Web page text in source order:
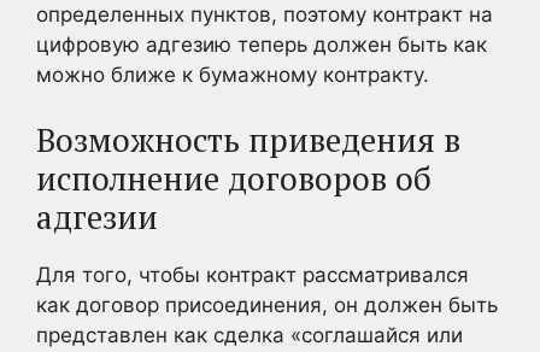
определенных пунктов, поэтому контракт на
цифровую адгезию теперь должен быть как
можно ближе к бумажному контракту.
Возможность приведения в
исполнение договоров об
адгезии
Для того, чтобы контракт рассматривался
как договор присоединения, он должен быть
представлен как сделка «соглашайся или